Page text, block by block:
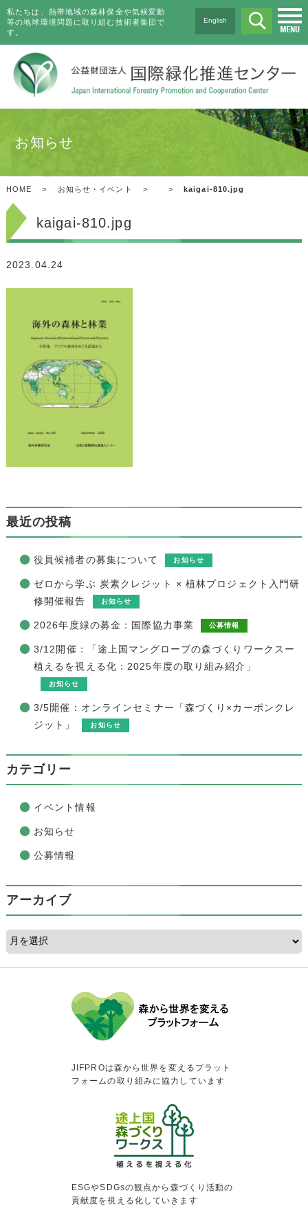
私たちは、熱帯地域の森林保全や気候変動
等の地球環境問題に取り組む技術者集団で
す。
English
お知らせ
HOME > お知らせ・イベント > > kaigai-810.jpg
kaigai-810.jpg
2023.04.24
最近の投稿
役員候補者の募集について お知らせ
ゼロから学ぶ 炭素クレジット × 植林プロジェクト入門研
修開催報告
お知らせ
2026年度緑の募金：国際協力事業 公募情報
3/12開催：「途上国マングローブの森づくりワークスー
植えるを視える化：2025年度の取り組み紹介」
お知らせ
3/5開催：オンラインセミナー「森づくり×カーボンクレ
ジット」
お知らせ
カテゴリー
イベント情報
お知らせ
公募情報
アーカイブ
JIFPROは森から世界を変えるプラット
フォームの取り組みに協力しています
ESGやSDGsの観点から森づくり活動の
貢献度を視える化していきます